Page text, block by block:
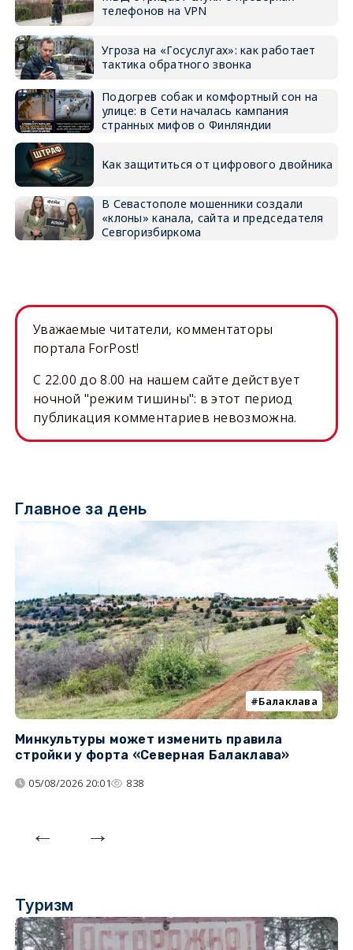
телефонов на VPN
Угроза на «Госуслугах»: как работает
тактика обратного звонка
Подогрев собак и комфортный сон на
улице: в Сети началась кампания
странных мифов о Финляндии
Как защититься от цифрового двойника
В Севастополе мошенники создали
«клоны» канала, сайта и председателя
Севгоризбиркома
Уважаемые читатели, комментаторы
портала ForPost!
C 22.00 до 8.00 на нашем сайте действует
ночной "режим тишины": в этот период
публикация комментариев невозможна.
Главное за день
Балаклава
Минкультуры может изменить правила
стройки у форта «Северная Балаклава»
05/08/2026 20:01 838
Туризм